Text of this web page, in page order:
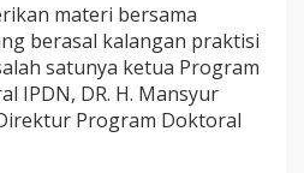
materi bersama
berasal kalangan praktisi
satunya ketua Program
IPDN, DR. H. Mansyur
Program Doktoral